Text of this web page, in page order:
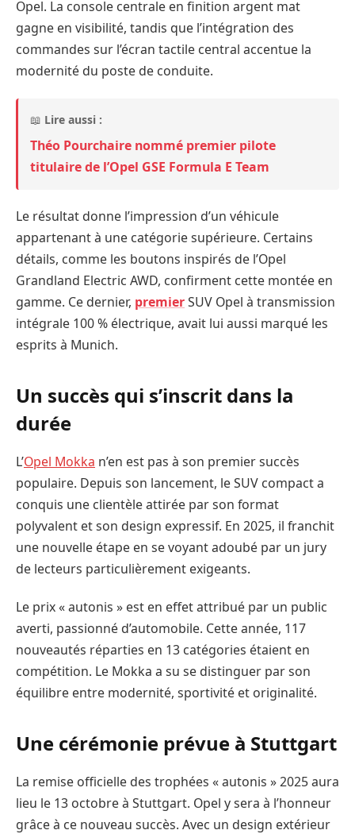
Opel. La console centrale en finition argent mat
gagne en visibilité, tandis que l’intégration des
commandes sur l’écran tactile central accentue la
modernité du poste de conduite.
📖 Lire aussi :
Théo Pourchaire nommé premier pilote
titulaire de l’Opel GSE Formula E Team
Le résultat donne l’impression d’un véhicule
appartenant à une catégorie supérieure. Certains
détails, comme les boutons inspirés de l’Opel
Grandland Electric AWD, confirment cette montée en
gamme. Ce dernier, premierSUV Opel à transmission
intégrale 100 % électrique, avait lui aussi marqué les
esprits à Munich.
Un succès qui s’inscrit dans la
durée
L’Opel Mokka n’en est pas à son premier succès
populaire. Depuis son lancement, le SUV compact a
conquis une clientèle attirée par son format
polyvalent et son design expressif. En 2025, il franchit
une nouvelle étape en se voyant adoubé par un jury
de lecteurs particulièrement exigeants.
Le prix « autonis » est en effet attribué par un public
averti, passionné d’automobile. Cette année, 117
nouveautés réparties en 13 catégories étaient en
compétition. Le Mokka a su se distinguer par son
équilibre entre modernité, sportivité et originalité.
Une cérémonie prévue à Stuttgart
La remise officielle des trophées « autonis » 2025 aura
lieu le 13 octobre à Stuttgart. Opel y sera à l’honneur
grâce à ce nouveau succès. Avec un design extérieur